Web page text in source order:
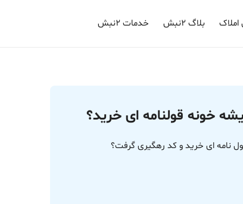
بلاگ ۲نبش خدمات ۲نبش
خونه قولنامه ای خرید؟
نامه ای خرید و کد رهگیری گرفت؟